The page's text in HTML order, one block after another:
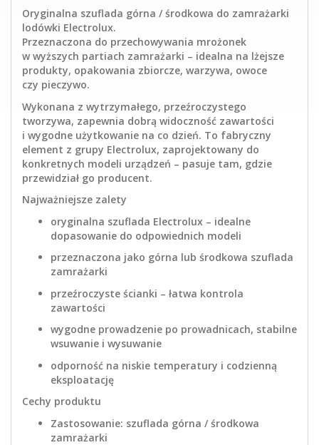
Oryginalna szuflada górna / środkowa do zamrażarki
lodówki Electrolux.
Przeznaczona do przechowywania mrożonek
w wyższych partiach zamrażarki – idealna na lżejsze
produkty, opakowania zbiorcze, warzywa, owoce
czy pieczywo.
Wykonana z wytrzymałego, przeźroczystego
tworzywa, zapewnia dobrą widoczność zawartości
i wygodne użytkowanie na co dzień. To fabryczny
element z grupy Electrolux, zaprojektowany do
konkretnych modeli urządzeń – pasuje tam, gdzie
przewidział go producent.
Najważniejsze zalety
oryginalna szuflada Electrolux – idealne
dopasowanie do odpowiednich modeli
przeznaczona jako górna lub środkowa szuflada
zamrażarki
przeźroczyste ścianki – łatwa kontrola
zawartości
wygodne prowadzenie po prowadnicach, stabilne
wsuwanie i wysuwanie
odporność na niskie temperatury i codzienną
eksploatację
Cechy produktu
Zastosowanie: szuflada górna / środkowa
zamrażarki